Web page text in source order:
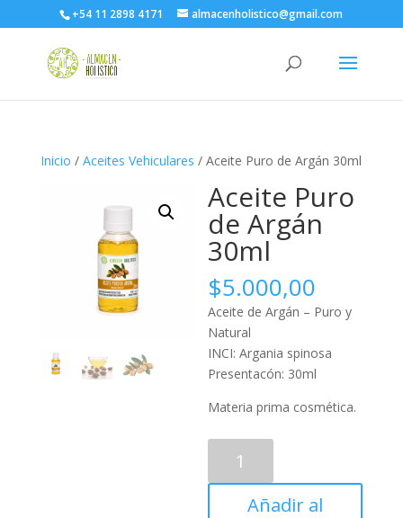
+54 11 2898 4171 almacenholistico@gmail.com
Inicio / Aceites Vehiculares / Aceite Puro de Argán 30ml
Aceite Puro
de Argán
30ml
$5.000,00
Aceite de Argán – Puro y
Natural
INCI: Argania spinosa
Presentacón: 30ml
Materia prima cosmética.
de
Añadir al